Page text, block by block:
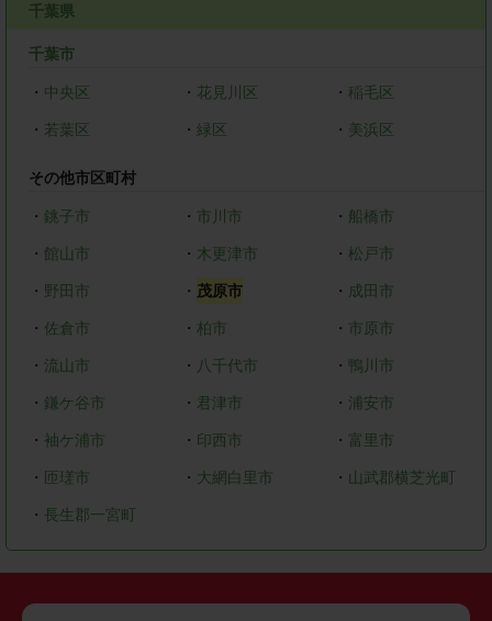
千葉県
千葉市
・ 中央区 ・ 花見川区 ・稲毛区
・ 若葉区 ・ 緑区 ・ 美浜区
その他市区町村
・ 銚子市 ・ 市川市 ・ 船橋市
・ 館山市 ・ 木更津市 ・松戸市
・ 野田市 ・ 茂原市 ・ 成田市
・ 佐倉市 ・ 柏市 ・ 市原市
・ 流山市 ・ 八千代市 ・ 鴨川市
・ 鎌ケ谷市 ・ 君津市 ・ 浦安市
・ 袖ケ浦市 ・ 印西市 ・ 富里市
・ 匝瑳市 ・ 大網白里市 ・ 山武郡横芝光町
・ 長生郡一宮町